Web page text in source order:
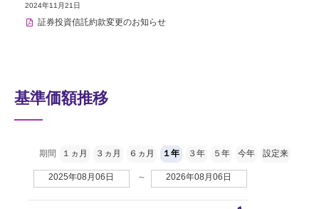
2024年11月21日
証券投資信託約款変更のお知らせ
基準価額推移
期間 １ヵ月 ３ヵ月 ６ヵ月 １年 ３年 ５年 今年 設定来
2025年08月06日 ～ 2026年08月06日